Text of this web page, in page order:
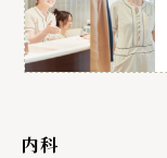
内科